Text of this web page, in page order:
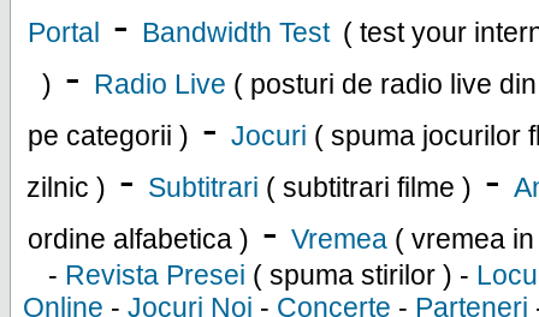
Portal - Bandwidth Test ( test your
) - Radio Live ( posturi de radio live
pe categorii ) - Jocuri ( spuma jocurilor
zilnic ) - Subtitrari ( subtitrari filme ) -
ordine alfabetica ) - Vremea ( vremea
- Revista Presei ( spuma stirilor ) -
Online - Jocuri Noi - Concerte - Parteneri